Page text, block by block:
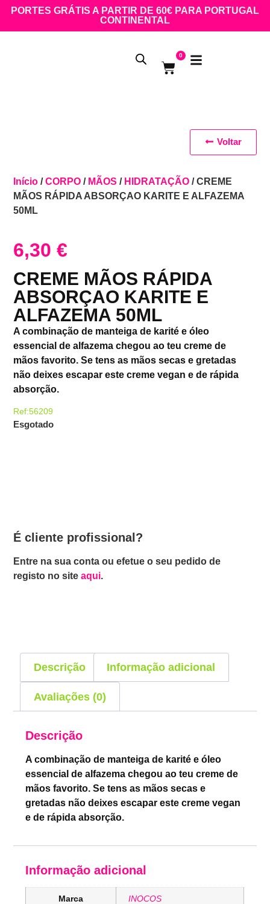
PORTES GRÁTIS A PARTIR DE 60€ PARA PORTUGAL
CONTINENTAL
0
Início /CORPO / MÃOS / HIDRATAÇÃO / CREME
MÃOS RÁPIDA ABSORÇAO KARITE E ALFAZEMA
50ML
6,30€
CREME MÃOS RÁPIDA
ABSORÇAO KARITE E
ALFAZEMA 50ML
A combinação de manteiga de karité e óleo
essencial de alfazema chegou ao teu creme de
mãos favorito. Se tens as mãos secas e gretadas
não deixes escapar este creme vegan e de rápida
absorção.
Ref:56209
Esgotado
É cliente profissional?
Entre na sua conta ou efetue o seu pedido de
registo no siteaqui.
Voltar
Descrição Informação adicional
Avaliações (0)
Descrição
A combinação de manteiga de karité e óleo
essencial de alfazema chegou ao teu creme de
mãos favorito. Se tens as mãos secas e
gretadas não deixes escapar este creme vegan
e de rápida absorção.
Informação adicional
Marca INOCOS